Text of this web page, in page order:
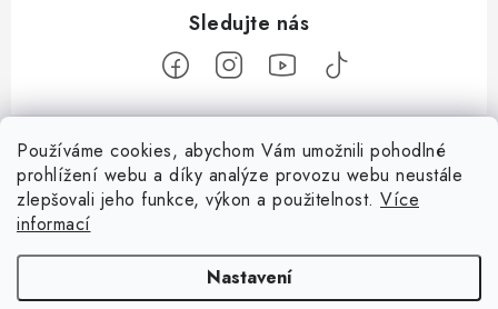
Používáme cookies, abychom Vám umožnili pohodlné
prohlížení webu a díky analýze provozu webu neustále
zlepšovali jeho funkce, výkon a použitelnost. Více
informací
Nastavení
Z
Informace pro vás
Obchodní podmínky
Doprava a platba
Facebook